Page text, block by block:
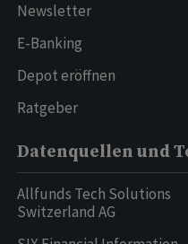
Newsletter
E-Banking
Depot eröffnen
Ratgeber
Datenquellen und
Allfunds Tech Solutions
Switzerland AG